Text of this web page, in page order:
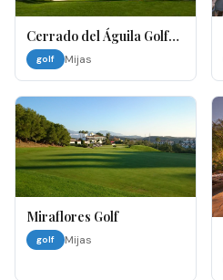
Cerrado del Águila Golf
And Resort
golf Mijas
Miraflores Golf
golf Mijas